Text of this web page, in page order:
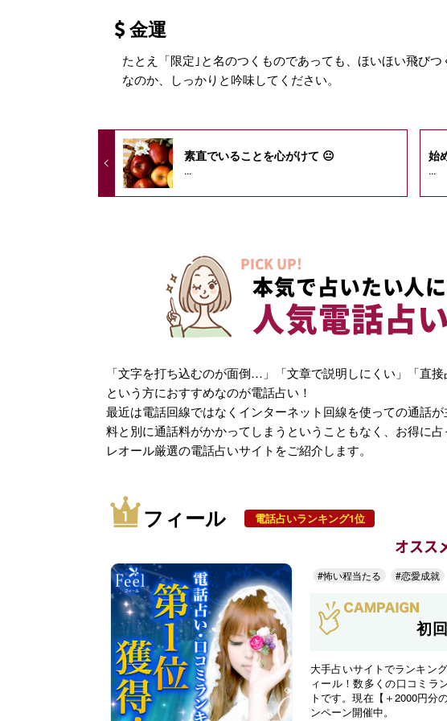
金運
たとえ「限定｣と名のつくものであっても、ほいほい飛び
なのか、しっかりと吟味してください。
素直でいることを心がけて 😐
...
始
...
PICK UP!
本気で占いたい人
人気電話占
「文字を打ち込むのが面倒…」「文章で説明しにくい」「直接
という方におすすめなのが電話占い！
最近は電話回線ではなくインターネット回線を使っての通話
料と別に通話料がかかってしまうということもなく、お得に
レオール厳選の電話占いサイトをご紹介します。
フィール 電話占いランキング1位
オスス
#怖い程当たる #恋愛成就
初
大手占いサイトでランキン
ィール！数多くの口コミラ
トです。現在【＋2000円分
ンペーン開催中。